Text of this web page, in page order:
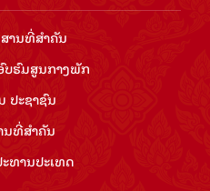
ານ​ທີ່​ສຳ​ຄັນ​
ບຮົມ​ສູນ​ກາງ​ພັກ
ະ​ຊາ​ຊົນ
ນ​ທີ່​ສຳ​ຄັນ
ທານ​ປະ​ເທດ